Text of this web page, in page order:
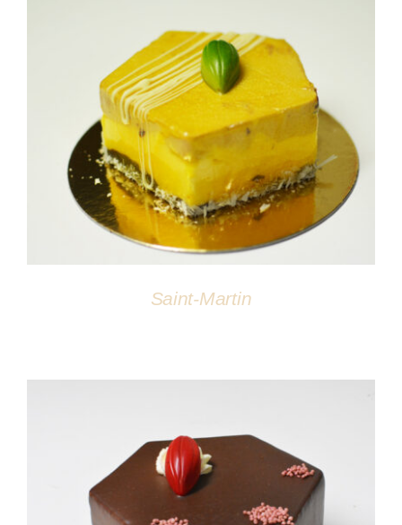
DÉTAILS
Saint-Martin
DÉTAILS